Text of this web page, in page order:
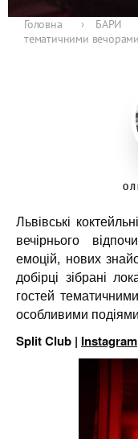
Головна › БАРИ
тематичними
Львівські
вечірнього
емоцій, нових
добірці зібрані
гостей
особливими
Split Club | Instagram